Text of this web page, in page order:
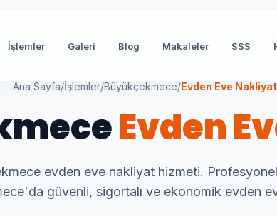
İşlemler Galeri Blog Makaleler SSS
Ana Sayfa/İşlemler/Büyükçekmece/Evden Eve Nakliyat
Evden
evden eve nakliyat hizmeti.
güvenli, sigortalı ve ekonomik evden